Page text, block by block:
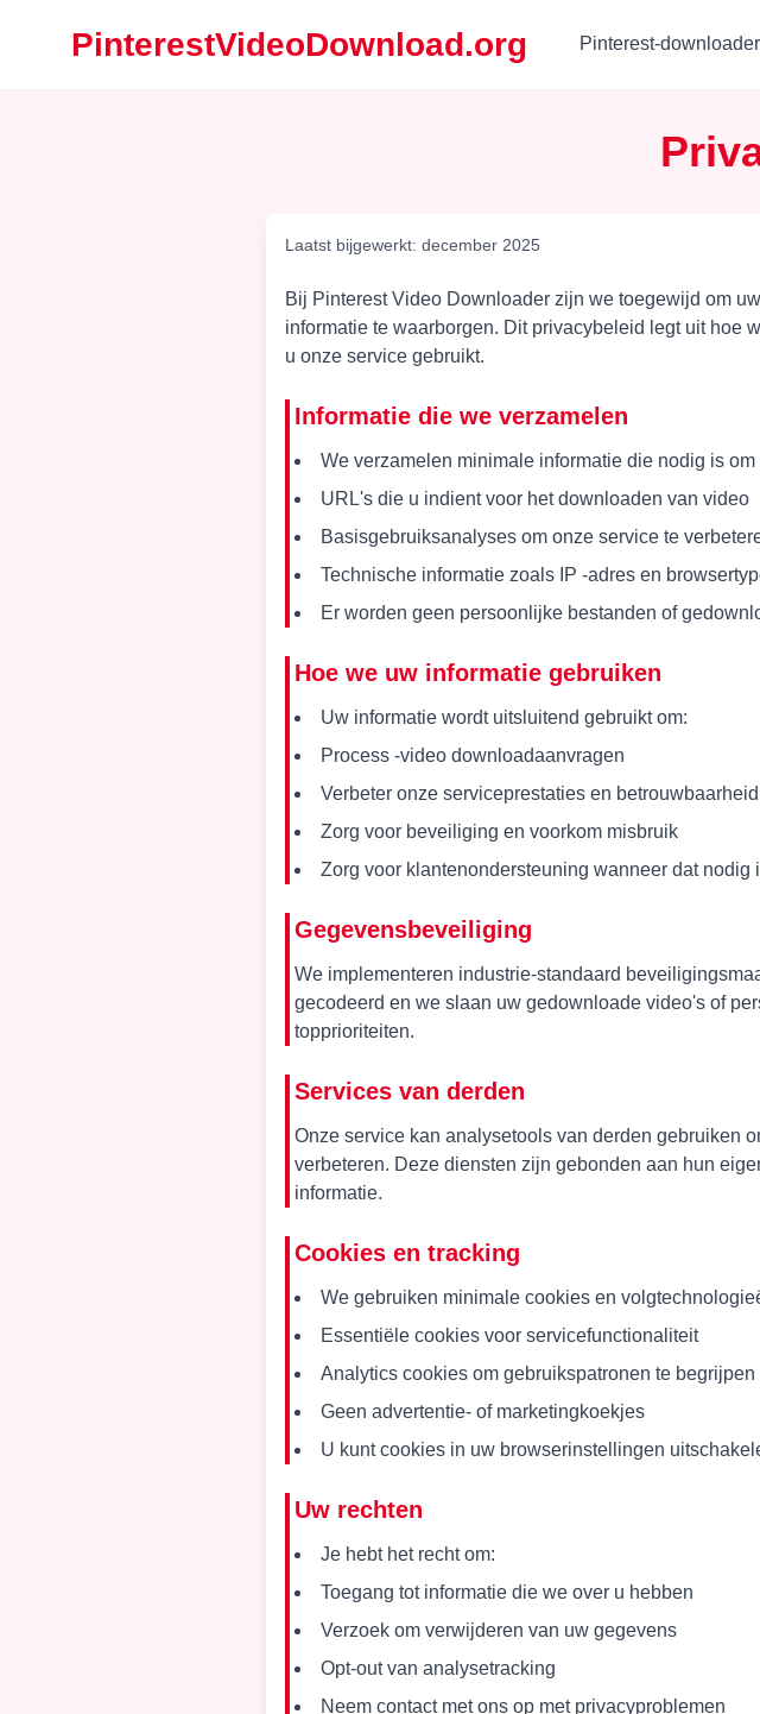
PinterestVideoDownload.org Pinterest-downloader
Laatst bijgewerkt: december 2025
Bij Pinterest Video Downloader zijn we toegewijd om
informatie te waarborgen. Dit privacybeleid legt uit hoe
u onze service gebruikt.
Informatie die we verzamelen
We verzamelen minimale informatie die nodig is
URL's die u indient voor het downloaden van video
Basisgebruiksanalyses om onze service te
Technische informatie zoals IP -adres en
Er worden geen persoonlijke bestanden of
Hoe we uw informatie gebruiken
Uw informatie wordt uitsluitend gebruikt om:
Process -video downloadaanvragen
Verbeter onze serviceprestaties en betrouwbaarheid
Zorg voor beveiliging en voorkom misbruik
Zorg voor klantenondersteuning wanneer dat nodig
Gegevensbeveiliging
We implementeren industrie-standaard
gecodeerd en we slaan uw gedownloade video's of
topprioriteiten.
Services van derden
Onze service kan analysetools van derden gebruiken
verbeteren. Deze diensten zijn gebonden aan hun
informatie.
Cookies en tracking
We gebruiken minimale cookies en
Essentiële cookies voor servicefunctionaliteit
Analytics cookies om gebruikspatronen te begrijpen
Geen advertentie- of marketingkoekjes
U kunt cookies in uw browserinstellingen
Uw rechten
Je hebt het recht om:
Toegang tot informatie die we over u hebben
Verzoek om verwijderen van uw gegevens
Opt-out van analysetracking
Neem contact met ons op met privacyproblemen